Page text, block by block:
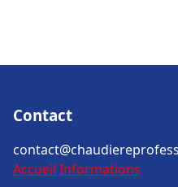
Contact
Accueil Informations